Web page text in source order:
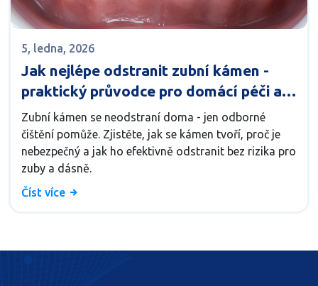
5, ledna, 2026
Jak nejlépe odstranit zubní kámen -
praktický průvodce pro domácí péči a
odbornou pomoc
Zubní kámen se neodstraní doma - jen odborné
čištění pomůže. Zjistěte, jak se kámen tvoří, proč je
nebezpečný a jak ho efektivně odstranit bez rizika pro
zuby a dásně.
Číst více